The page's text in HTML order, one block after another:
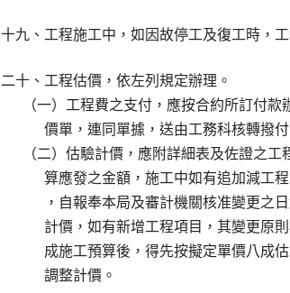
二十、工程估價，依左列規定辦理。
（一）工程費之支付，應按合約所訂付
價單，連同單據，送由工務科核轉撥付
（二）估驗計價，應附詳細表及佐證之
算應發之金額，施工中如有追加減
，自報奉本局及審計機關核准變更
計價，如有新增工程項目，其變更
成施工預算後，得先按擬定單價八